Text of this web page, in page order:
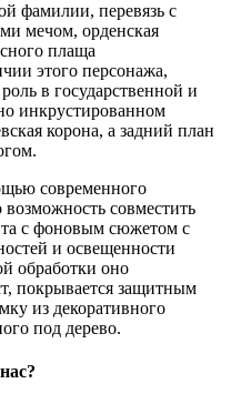
фамилии, перевязь с
мечом, орденская
плаща
этого персонажа,
в государственной и
инкрустированном
корона, а задний план
современного
совместить
с фоновым сюжетом с
и освещенности
обработки оно
покрывается защитным
из декоративного
под дерево.